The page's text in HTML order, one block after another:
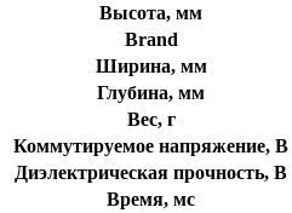
Высота, мм
Brand
Ширина, мм
Глубина, мм
Вес, г
Коммутируемое напряжение, В
Диэлектрическая прочность, В
Время, мс